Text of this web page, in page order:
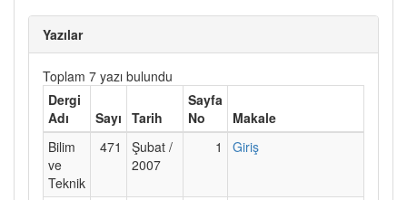
Yazılar
Toplam 7 yazı bulundu
Dergi
Adı
Sayı Tarih
Sayfa
No
Makale
Bilim
ve
Teknik
471
Şubat /
2007
1 Giriş